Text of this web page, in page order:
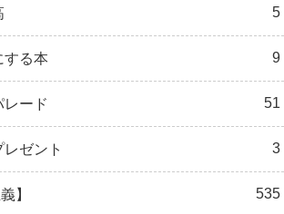
5
する本 9
レード 51
ゼント 3
】 535